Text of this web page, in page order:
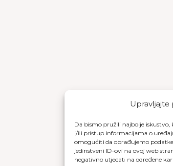
Upravljajte
Da bismo pružili najbolje
i/ili pristup informacijama o
omogućiti da obrađujemo
jedinstveni ID-ovi na ovoj web
negativno utjecati na određene